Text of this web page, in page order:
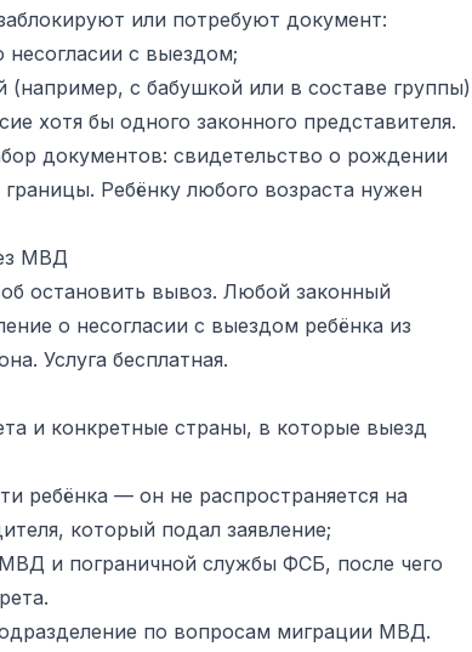
или потребуют документ:
несогласии с выездом;
(например, с бабушкой или в составе группы)
хотя бы одного законного представителя.
документов: свидетельство о рождении
Ребёнку любого возраста нужен
МВД
остановить вывоз. Любой законный
о несогласии с выездом ребёнка из
Услуга бесплатная.
и конкретные страны, в которые выезд
ребёнка — он не распространяется на
который подал заявление;
и пограничной службы ФСБ, после чего
по вопросам миграции МВД.